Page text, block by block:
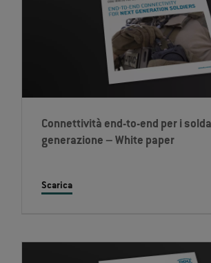
Connettività end-to-end per i
generazione – White paper
Scarica